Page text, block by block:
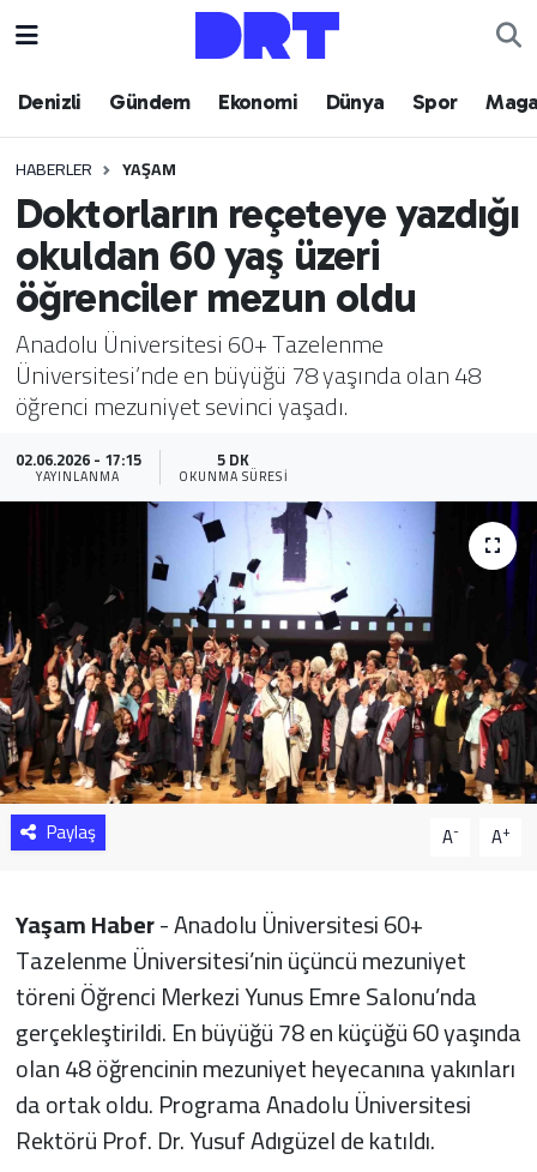
Denizli Gündem Ekonomi Dünya Spor
HABERLER YAŞAM
Doktorların reçeteye yazdığı
okuldan 60 yaş üzeri
öğrenciler mezun oldu
Anadolu Üniversitesi 60+ Tazelenme
Üniversitesi’nde en büyüğü 78 yaşında olan 48
öğrenci mezuniyet sevinci yaşadı.
02.06.2026 - 17:15
YAYINLANMA
5 DK
OKUNMA SÜRESI
Paylaş A- A+
Yaşam Haber- Anadolu Üniversitesi 60+
Tazelenme Üniversitesi’nin üçüncü mezuniyet
töreni Öğrenci Merkezi Yunus Emre Salonu’nda
gerçekleştirildi. En büyüğü 78 en küçüğü 60 yaşında
olan 48 öğrencinin mezuniyet heyecanına yakınları
da ortak oldu. Programa Anadolu Üniversitesi
Rektörü Prof. Dr. Yusuf Adıgüzel de katıldı.
Denizli
Ekonomi
Dünya
Spor
Magazin
Teknoloji
Sağlık
Yazarlar
Resmi İlan
Resmi Reklam
Hava Durumu
Puan Durumu ve Fikstür
Tüm Manşetler
Son Dakika Haberleri
Haber Arşivi